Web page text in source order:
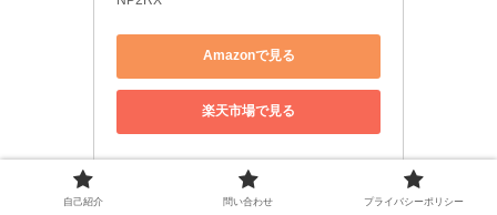
Amazonで見る
楽天市場で見る
自己紹介 問い合わせ プライバシーポリシー